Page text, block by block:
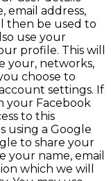
email address,
then be used to
use your
profile. This will
your, networks,
choose to
settings. If
your Facebook
to this
using a Google
to share your
your name, email
which we will